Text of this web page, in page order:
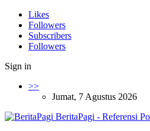
Likes
Followers
Subscribers
Followers
Sign in
>>
Jumat, 7 Agustus 2026
BeritaPagi - Referensi